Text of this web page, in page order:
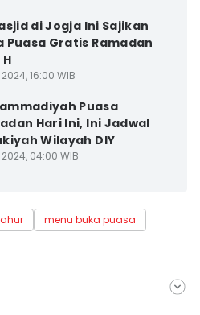
di Jogja Ini Sajikan
Puasa Gratis Ramadan
2024, 16:00 WIB
Puasa
Hari Ini, Ini Jadwal
Wilayah DIY
2024, 04:00 WIB
menu buka puasa